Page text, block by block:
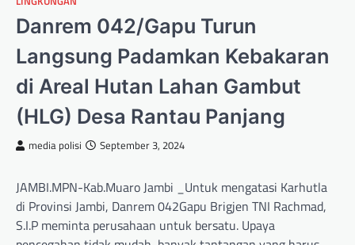
Danrem 042/Gapu Turun
Langsung Padamkan Kebakaran
di Areal Hutan Lahan Gambut
(HLG) Desa Rantau Panjang
media polisi September 3, 2024
JAMBI.MPN-Kab.Muaro Jambi _Untuk mengatasi Karhutla
di Provinsi Jambi, Danrem 042Gapu Brigjen TNI Rachmad,
S.I.P meminta perusahaan untuk bersatu. Upaya